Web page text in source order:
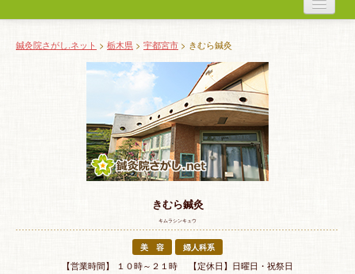
初めての方へ
よくある質問
ホームケア
特 集
お悩み解決！
鍼灸院さがし.ネット > 栃木県 > 宇都宮市 > きむら鍼灸
きむら鍼灸
キムラシンキュウ
美 容 婦人科系
【営業時間】 １０時～２１時 【定休日】日曜日・祝祭日